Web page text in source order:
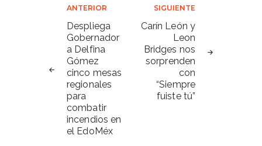
Navegación
de
entradas
ANTERIOR
Despliega
Gobernador
a Delfina
Gómez
cinco mesas
regionales
para
combatir
incendios en
el EdoMéx
SIGUIENTE
Carín León y
Leon
Bridges nos
sorprenden
con
“Siempre
fuiste tú”